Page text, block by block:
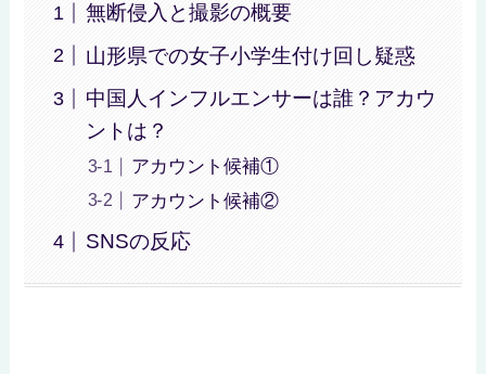
無断侵入と撮影の概要
山形県での女子小学生付け回し疑惑
中国人インフルエンサーは誰？アカウ
ントは？
アカウント候補①
アカウント候補②
SNSの反応